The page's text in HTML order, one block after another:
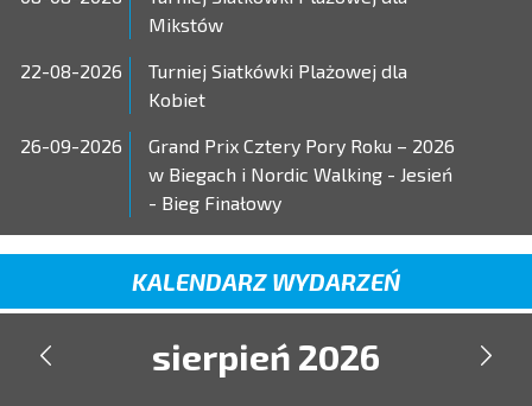
Mikstów
22-08-2026
Turniej Siatkówki Plażowej dla
Kobiet
26-09-2026
Grand Prix Cztery Pory Roku – 2026
w Biegach i Nordic Walking - Jesień
- Bieg Finałowy
KALENDARZ WYDARZEŃ
 sierpień 2026 